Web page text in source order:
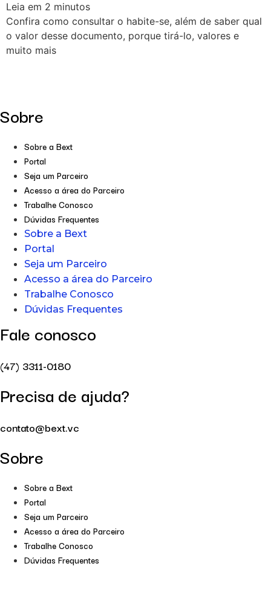
Leia em 2 minutos
Confira como consultar o habite-se, além de saber qual
o valor desse documento, porque tirá-lo, valores e
muito mais
Sobre
Sobre a Bext
Portal
Seja um Parceiro
Acesso a área do Parceiro
Trabalhe Conosco
Dúvidas Frequentes
Sobre a Bext
Portal
Seja um Parceiro
Acesso a área do Parceiro
Trabalhe Conosco
Dúvidas Frequentes
Fale conosco
(47) 3311-0180
Precisa de ajuda?
contato@bext.vc
Sobre
Sobre a Bext
Portal
Seja um Parceiro
Acesso a área do Parceiro
Trabalhe Conosco
Dúvidas Frequentes